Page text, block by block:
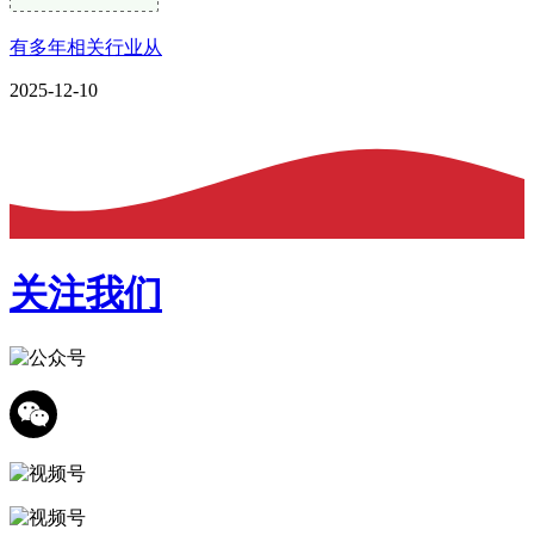
有多年相关行业从
2025-12-10
关注我们